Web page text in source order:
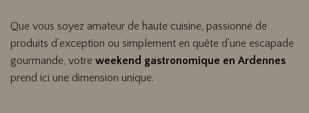
Que vous soyez amateur de haute cuisine, passionné de
produits d’exception ou simplement en quête d’une escapade
gourmande, votre weekend gastronomique en Ardennes
prend ici une dimension unique.